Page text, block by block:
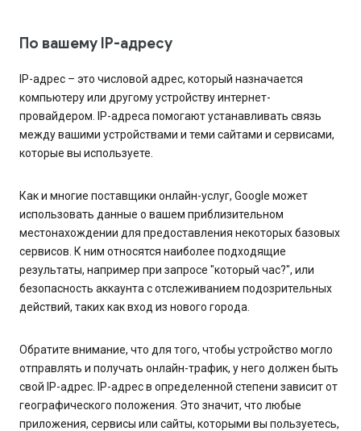
По вашему IP-адресу
IP-адрес – это числовой адрес, который назначается
компьютеру или другому устройству интернет-
провайдером. IP-адреса помогают устанавливать связь
между вашими устройствами и теми сайтами и сервисами,
которые вы используете.
Как и многие поставщики онлайн-услуг, Google может
использовать данные о вашем приблизительном
местонахождении для предоставления некоторых базовых
сервисов. К ним относятся наиболее подходящие
результаты, например при запросе "который час?", или
безопасность аккаунта с отслеживанием подозрительных
действий, таких как вход из нового города.
Обратите внимание, что для того, чтобы устройство могло
отправлять и получать онлайн-трафик, у него должен быть
свой IP-адрес. IP-адрес в определенной степени зависит от
географического положения. Это значит, что любые
приложения, сервисы или сайты, которыми вы пользуетесь,